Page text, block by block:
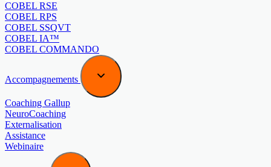
COBEL RSE
COBEL RPS
COBEL SSQVT
COBEL IA™
COBEL COMMANDO
Accompagnements
Coaching Gallup
NeuroCoaching
Externalisation
Assistance
Webinaire